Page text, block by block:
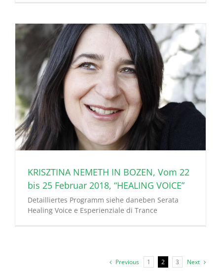
KRISZTINA NEMETH IN BOZEN, Vom 22
bis 25 Februar 2018, “HEALING VOICE”
Detailliertes Programm siehe daneben Serata
Healing Voice e Esperienziale di Trance
Previous 1 2 3 Next